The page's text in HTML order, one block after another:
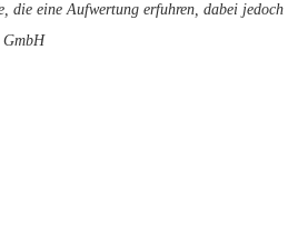
die eine Aufwertung erfuhren, dabei
GmbH